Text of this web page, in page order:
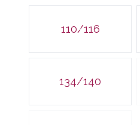
Velg en KIDS DOBBEL
110/116
134/140